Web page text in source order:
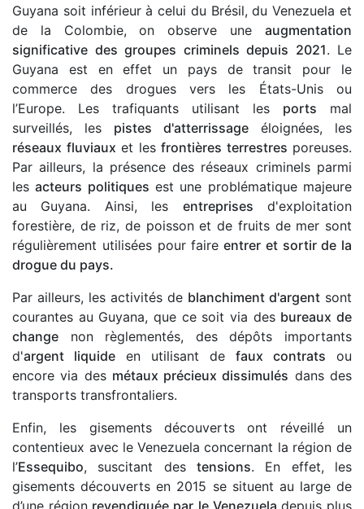
Guyana soit inférieur à celui du Brésil, du Venezuela et
de la Colombie, on observe une augmentation
significative des groupes criminels depuis 2021. Le
Guyana est en effet un pays de transit pour le
commerce des drogues vers les États-Unis ou
l’Europe. Les trafiquants utilisant les ports mal
surveillés, les pistes d'atterrissage éloignées, les
réseaux fluviaux et les frontières terrestres poreuses.
Par ailleurs, la présence des réseaux criminels parmi
lesacteurs politiques est une problématique majeure
au Guyana. Ainsi, les entreprises d'exploitation
forestière, de riz, de poisson et de fruits de mer sont
régulièrement utilisées pour faire entrer et sortir de la
drogue du pays.
Par ailleurs, les activités de blanchiment d'argent sont
courantes au Guyana, que ce soit via des bureaux de
change non règlementés, des dépôts importants
d'argent liquide en utilisant de faux contrats ou
encore via des métaux précieux dissimulés dans des
transports transfrontaliers.
Enfin, les gisements découverts ont réveillé un
contentieux avec le Venezuela concernant la région de
l’Essequibo, suscitant des tensions. En effet, les
gisements découverts en 2015 se situent au large de
d’une région revendiquée par le Venezuela depuis plus